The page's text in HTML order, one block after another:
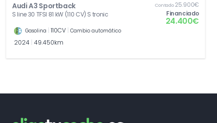
Audi A3 Sportback
S line 30 TFSI 81 kW (110 CV) S tronic
Contado25.900€
Financiado
24.400€
Gasolina 110CV Cambio automático
2024 49.450km